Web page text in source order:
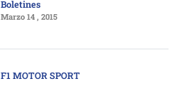
Boletines
Marzo 14 , 2015
F1 MOTOR SPORT